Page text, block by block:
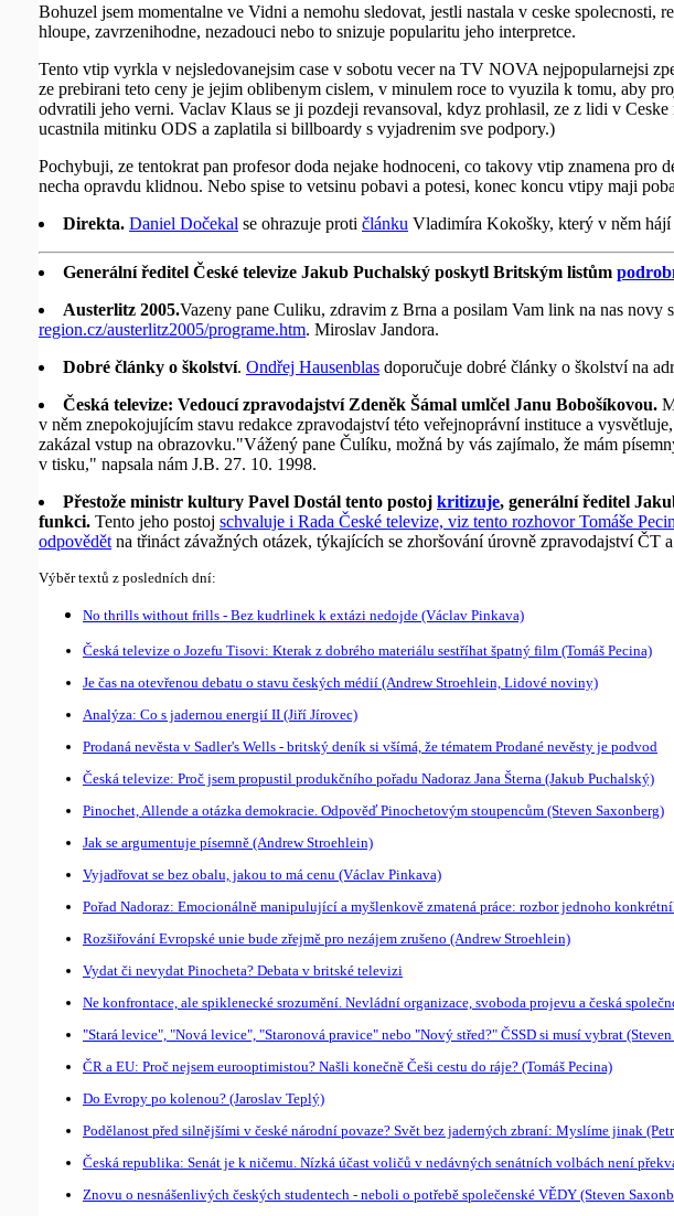
Bohuzel jsem momentalne ve Vidni a nemohu sledovat, jestli nastala v ceske spolecnosti,
hloupe, zavrzenihodne, nezadouci nebo to snizuje popularitu jeho interpretce.
Tento vtip vyrkla v nejsledovanejsim case v sobotu vecer na TV NOVA nejpopularnejsi
ze prebirani teto ceny je jejim oblibenym cislem, v minulem roce to vyuzila k tomu, aby
odvratili jeho verni. Vaclav Klaus se ji pozdeji revansoval, kdyz prohlasil, ze z lidi v
ucastnila mitinku ODS a zaplatila si billboardy s vyjadrenim sve podpory.)
Pochybuji, ze tentokrat pan profesor doda nejake hodnoceni, co takovy vtip znamena pro
necha opravdu klidnou. Nebo spise to vetsinu pobavi a potesi, konec koncu vtipy maji
Direkta. Daniel Dočekal se ohrazuje proti článku Vladimíra Kokošky, který v něm
Generální ředitel České televize Jakub Puchalský poskytl Britským listům
Austerlitz 2005.Vazeny pane Culiku, zdravim z Brna a posilam Vam link na nas novy
region.cz/austerlitz2005/programe.htm. Miroslav Jandora.
Dobré články o školství. Ondřej Hausenblas doporučuje dobré články o školství na
Česká televize: Vedoucí zpravodajství Zdeněk Šámal umlčel Janu Bobošíkovou.
v něm znepokojujícím stavu redakce zpravodajství této veřejnoprávní instituce a
zakázal vstup na obrazovku."Vážený pane Čulíku, možná by vás zajímalo, že mám
v tisku," napsala nám J.B. 27. 10. 1998.
Přestože ministr kultury Pavel Dostál tento postoj kritizuje, generální ředitel
funkci. Tento jeho postoj schvaluje i Rada České televize, viz tento rozhovor Tomáše
odpovědět na třináct závažných otázek, týkajících se zhoršování úrovně zpravodajství
Výběr textů z posledních dní:
No thrills without frills - Bez kudrlinek k extázi nedojde (Václav Pinkava)
Česká televize o Jozefu Tisovi: Kterak z dobrého materiálu sestříhat špatný film (Tomáš Pecina)
Je čas na otevřenou debatu o stavu českých médií (Andrew Stroehlein, Lidové noviny)
Analýza: Co s jadernou energií II (Jiří Jírovec)
Prodaná nevěsta v Sadler's Wells - britský deník si všímá, že tématem Prodané nevěsty je podvod
Česká televize: Proč jsem propustil produkčního pořadu Nadoraz Jana Šterna (Jakub Puchalský)
Pinochet, Allende a otázka demokracie. Odpověď Pinochetovým stoupencům (Steven Saxonberg)
Jak se argumentuje písemně (Andrew Stroehlein)
Vyjadřovat se bez obalu, jakou to má cenu (Václav Pinkava)
Pořad Nadoraz: Emocionálně manipulující a myšlenkově zmatená práce: rozbor jednoho
Rozšiřování Evropské unie bude zřejmě pro nezájem zrušeno (Andrew Stroehlein)
Vydat či nevydat Pinocheta? Debata v britské televizi
Ne konfrontace, ale spiklenecké srozumění. Nevládní organizace, svoboda projevu a česká
"Stará levice", "Nová levice", "Staronová pravice" nebo "Nový střed?" ČSSD si musí vybrat
ČR a EU: Proč nejsem eurooptimistou? Našli konečně Češi cestu do ráje? (Tomáš Pecina)
Do Evropy po kolenou? (Jaroslav Teplý)
Podělanost před silnějšími v české národní povaze? Svět bez jaderných zbraní: Myslíme jinak
Česká republika: Senát je k ničemu. Nízká účast voličů v nedávných senátních volbách není
Znovu o nesnášenlivých českých studentech - neboli o potřebě společenské VĚDY (Steven